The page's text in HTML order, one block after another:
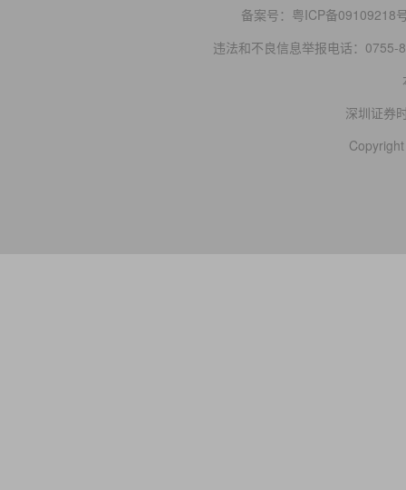
备案号： 粤ICP备09109218
违法和不良信息举报电话：0755-
深圳证券